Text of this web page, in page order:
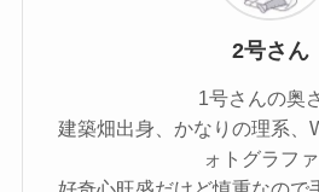
2号さん
1号さんの奥
建築畑出身、かなりの理系、
ォトグラフ